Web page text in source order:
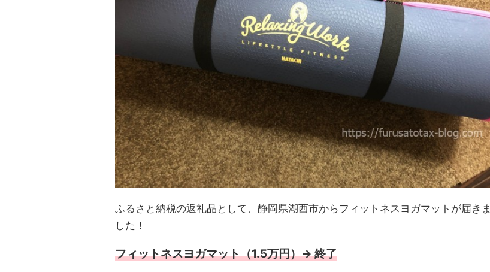
ふるさと納税の返礼品として、静岡県湖西市からフィットネスヨガマットが届きま
した！
フィットネスヨガマット（1.5万円）→ 終了